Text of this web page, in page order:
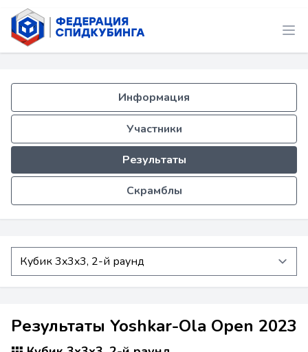
Информация
Участники
Результаты
Скрамблы
Результаты Yoshkar-Ola Open 2023